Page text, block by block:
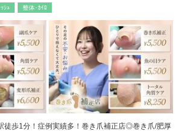
ｼｭ 整体･ｶｲﾛ
歩1分！症例実績多！巻き爪補正店◎巻き爪/肥厚